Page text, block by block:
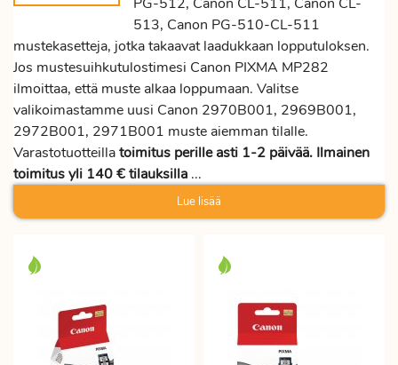
513, Canon PG-510-CL-511
mustekasetteja, jotka takaavat laadukkaan lopputuloksen.
Jos mustesuihkutulostimesi Canon PIXMA MP282
ilmoittaa, että muste alkaa loppumaan. Valitse
valikoimastamme uusi Canon 2970B001, 2969B001,
2972B001, 2971B001 muste aiemman tilalle.
Varastotuotteillatoimitus perille asti 1-2 päivää. Ilmainen
toimitus yli 140 € tilauksilla ...
Lue lisää